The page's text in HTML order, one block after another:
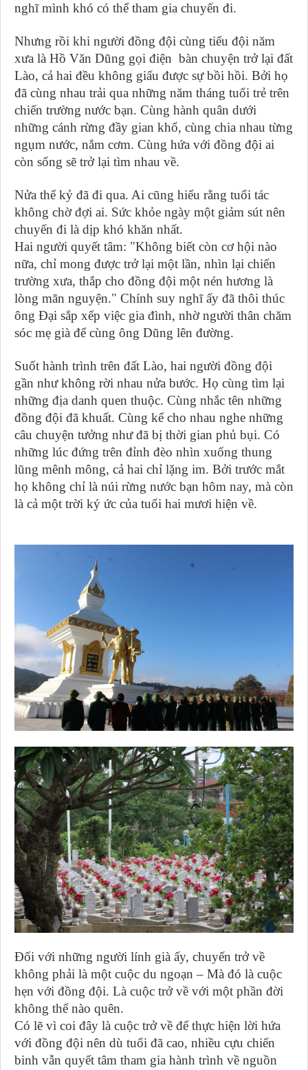
nghĩ mình khó có thể tham gia chuyến đi.
Nhưng rồi khi người đồng đội cùng tiểu đội năm
xưa là Hồ Văn Dũng gọi điện bàn chuyện trở lại đất
Lào, cả hai đều không giấu được sự bồi hồi. Bởi họ
đã cùng nhau trải qua những năm tháng tuổi trẻ trên
chiến trường nước bạn. Cùng hành quân dưới
những cánh rừng đầy gian khổ, cùng chia nhau từng
ngụm nước, nắm cơm. Cùng hứa với đồng đội ai
còn sống sẽ trở lại tìm nhau về.
Nửa thế kỷ đã đi qua. Ai cũng hiểu rằng tuổi tác
không chờ đợi ai. Sức khỏe ngày một giảm sút nên
chuyến đi là dịp khó khăn nhất.
Hai người quyết tâm: "Không biết còn cơ hội nào
nữa, chỉ mong được trở lại một lần, nhìn lại chiến
trường xưa, thắp cho đồng đội một nén hương là
lòng mãn nguyện." Chính suy nghĩ ấy đã thôi thúc
ông Đại sắp xếp việc gia đình, nhờ người thân chăm
sóc mẹ già để cùng ông Dũng lên đường.
Suốt hành trình trên đất Lào, hai người đồng đội
gần như không rời nhau nửa bước. Họ cùng tìm lại
những địa danh quen thuộc. Cùng nhắc tên những
đồng đội đã khuất. Cùng kể cho nhau nghe những
câu chuyện tưởng như đã bị thời gian phủ bụi. Có
những lúc đứng trên đỉnh đèo nhìn xuống thung
lũng mênh mông, cả hai chỉ lặng im. Bởi trước mắt
họ không chỉ là núi rừng nước bạn hôm nay, mà còn
là cả một trời ký ức của tuổi hai mươi hiện về.
Đối với những người lính già ấy, chuyến trở về
không phải là một cuộc du ngoạn – Mà đó là cuộc
hẹn với đồng đội. Là cuộc trở về với một phần đời
không thể nào quên.
Có lẽ vì coi đây là cuộc trở về để thực hiện lời hứa
với đồng đội nên dù tuổi đã cao, nhiều cựu chiến
binh vẫn quyết tâm tham gia hành trình về nguồn